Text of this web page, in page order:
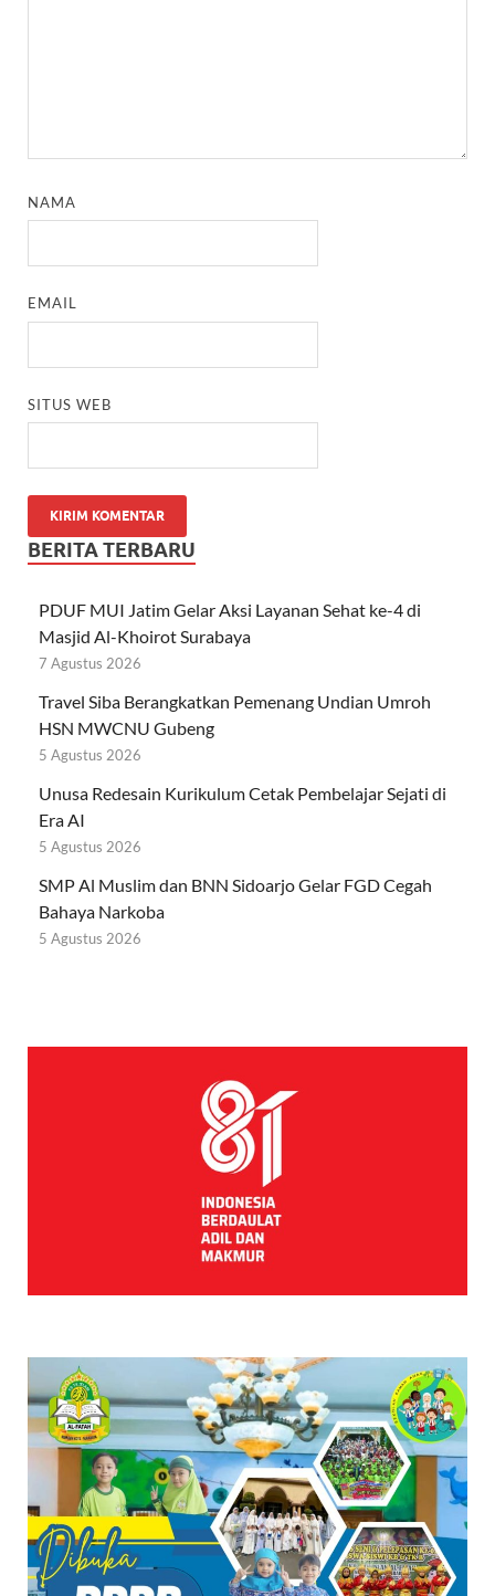
NAMA
EMAIL
SITUS WEB
BERITA TERBARU
PDUF MUI Jatim Gelar Aksi Layanan Sehat ke-4 di
Masjid Al-Khoirot Surabaya
7 Agustus 2026
Travel Siba Berangkatkan Pemenang Undian Umroh
HSN MWCNU Gubeng
5 Agustus 2026
Unusa Redesain Kurikulum Cetak Pembelajar Sejati di
Era AI
5 Agustus 2026
SMP Al Muslim dan BNN Sidoarjo Gelar FGD Cegah
Bahaya Narkoba
5 Agustus 2026